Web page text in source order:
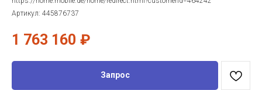
Артикул: 445876737
1 763 160 ₽
Запрос